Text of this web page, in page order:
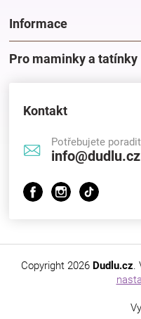
Informace
Pro maminky a tatínky
Kontakt
Potřebujete
info@dudlu.cz
Copyright 2026 Dudlu.cz.